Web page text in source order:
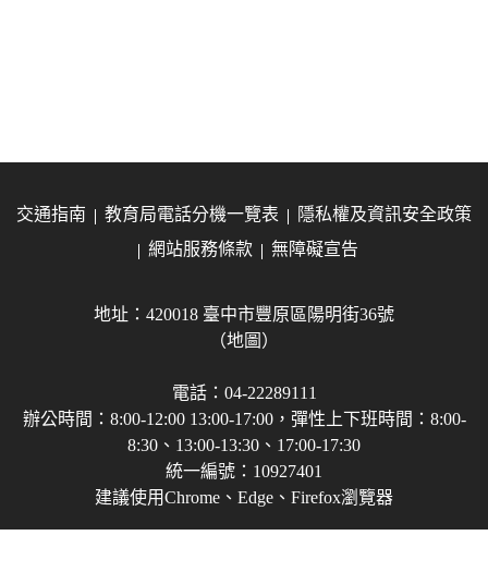
交通指南 教育局電話分機一覽表
隱私權及資訊安全政策
網站服務條款
無障礙宣告
地址：420018 臺中市豐原區陽明街36號
（地圖）
電話：04-22289111
辦公時間：8:00-12:00 13:00-17:00，彈性上下班時間：8:00-
8:30、13:00-13:30、17:00-17:30
統一編號：10927401
建議使用Chrome、Edge、Firefox瀏覽器